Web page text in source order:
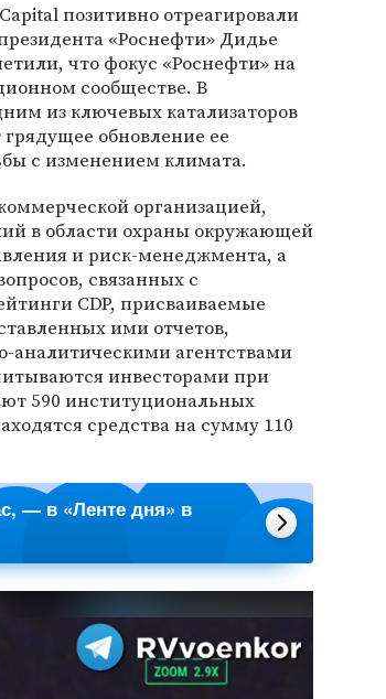
позитивно отреагировали
«Роснефти» Дидье
что фокус «Роснефти» на
сообществе. В
из ключевых катализаторов
обновление ее
с изменением климата.
организацией,
в области охраны окружающей
и риск-менеджмента, а
связанных с
CDP, присваиваемые
ими отчетов,
агентствами
инвесторами при
590 институциональных
средства на сумму 110
— в «Ленте дня» в